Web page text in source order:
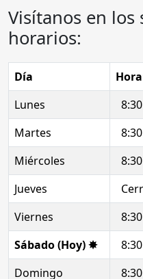
Visítanos en los
horarios:
Día
Lunes
Martes
Miércoles
Jueves
Viernes
Sábado (Hoy) ✸
Domingo